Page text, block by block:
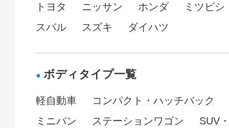
トヨタ ニッサン ホンダ
ミツビシ
スバル
スズキ ダイハツ
ボディタイプ一覧
軽自動車
コンパクト・ハッチバック
ミニバン
ステーションワゴン
SUV